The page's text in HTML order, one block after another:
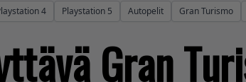
4 Playstation 5 Autopelit Gran Turismo
Gran